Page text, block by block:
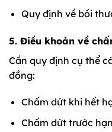
Quy định về bồi
5. Điều khoản về
Cần quy định cụ thể
đồng:
Chấm dứt khi hết
Chấm dứt trước